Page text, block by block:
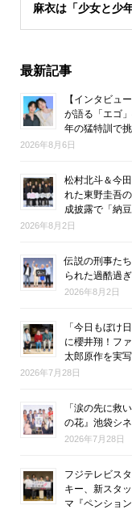
麻衣は「少女と少
最新記事
【インタビュ
が語る「エゴ
年の猛特訓で
2026年8月6日
松村北斗＆今
れた東野圭吾
成披露で「納
2026年8月2日
伝説の刑事た
られた過酷過
2026年8月2日
「今日もぼけ
に櫻井翔！フ
太郎原作を実
2026年7月28日
「涙の先に救
の花』池袋シ
2026年7月28日
フジテレビス
キー、新スタ
マ『ペンショ